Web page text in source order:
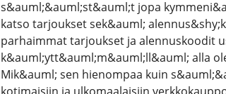
s&auml;&auml;st&auml;t jopa
katso tarjoukset sek&auml;
parhaimmat tarjoukset ja alennuskoodit
k&auml;ytt&auml;m&auml;ll&auml; alla
Mik&auml; sen hienompaa kuin
kotimaisiin ja ulkomaalaisiin